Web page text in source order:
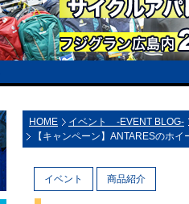
HOME イベント -EVENT BLOG-
【キャンペーン】ANTARESのホ
イベント 商品紹介